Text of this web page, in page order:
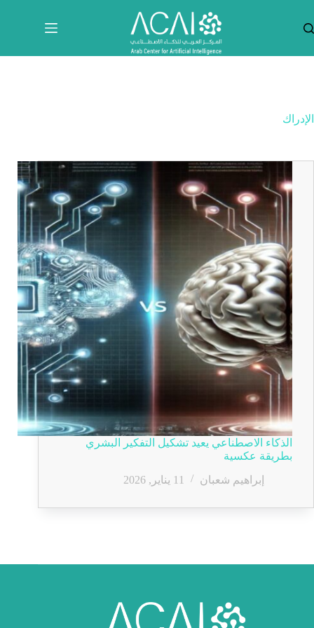
المحتوى
الإدراك
الذكاء الاصطناعي يعيد تشكيل التفكير البشري
بطريقة عكسية
إبراهيم شعبان
11 يناير, 2026